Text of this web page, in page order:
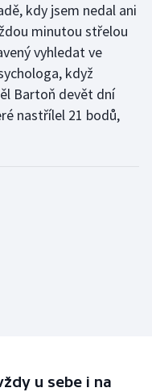
kdy jsem nedal ani
minutou střelou
vyhledat ve
když
Bartoň devět dní
nastřílel 21 bodů,
u sebe i na